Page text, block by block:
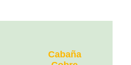
Cabaña